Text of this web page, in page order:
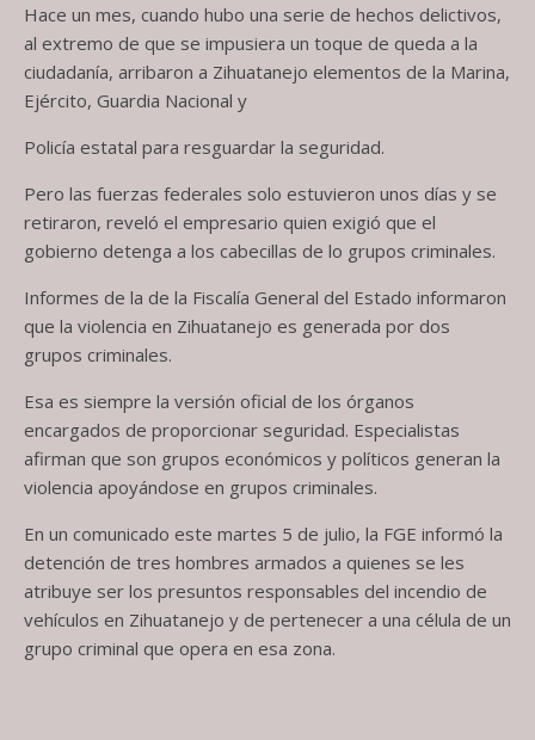
Hace un mes, cuando hubo una serie de hechos delictivos,
al extremo de que se impusiera un toque de queda a la
ciudadanía, arribaron a Zihuatanejo elementos de la Marina,
Ejército, Guardia Nacional y
Policía estatal para resguardar la seguridad.
Pero las fuerzas federales solo estuvieron unos días y se
retiraron, reveló el empresario quien exigió que el
gobierno detenga a los cabecillas de lo grupos criminales.
Informes de la de la Fiscalía General del Estado informaron
que la violencia en Zihuatanejo es generada por dos
grupos criminales.
Esa es siempre la versión oficial de los órganos
encargados de proporcionar seguridad. Especialistas
afirman que son grupos económicos y políticos generan la
violencia apoyándose en grupos criminales.
En un comunicado este martes 5 de julio, la FGE informó la
detención de tres hombres armados a quienes se les
atribuye ser los presuntos responsables del incendio de
vehículos en Zihuatanejo y de pertenecer a una célula de un
grupo criminal que opera en esa zona.